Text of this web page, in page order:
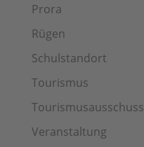
Prora
Rügen
Schulstandort
Tourismus
Tourismusausschuss
Veranstaltung